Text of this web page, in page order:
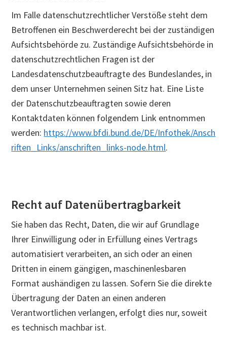
Im Falle datenschutzrechtlicher Verstöße steht dem
Betroffenen ein Beschwerderecht bei der zuständigen
Aufsichtsbehörde zu. Zuständige Aufsichtsbehörde in
datenschutzrechtlichen Fragen ist der
Landesdatenschutzbeauftragte des Bundeslandes, in
dem unser Unternehmen seinen Sitz hat. Eine Liste
der Datenschutzbeauftragten sowie deren
Kontaktdaten können folgendem Link entnommen
werden: https://www.bfdi.bund.de/DE/Infothek/Ansch
riften_Links/anschriften_links-node.html.
Recht auf Datenübertragbarkeit
Sie haben das Recht, Daten, die wir auf Grundlage
Ihrer Einwilligung oder in Erfüllung eines Vertrags
automatisiert verarbeiten, an sich oder an einen
Dritten in einem gängigen, maschinenlesbaren
Format aushändigen zu lassen. Sofern Sie die direkte
Übertragung der Daten an einen anderen
Verantwortlichen verlangen, erfolgt dies nur, soweit
es technisch machbar ist.